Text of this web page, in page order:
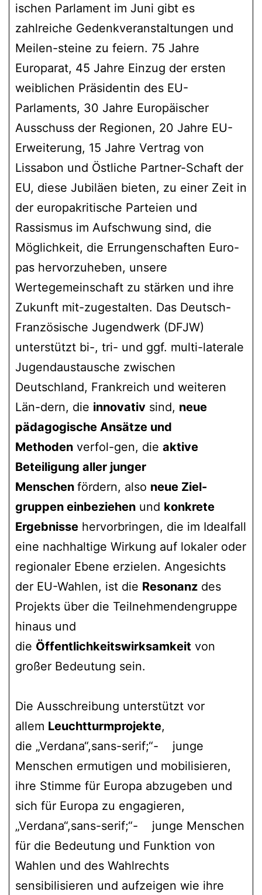
ischen Parlament im Juni gibt es
zahlreiche Gedenkveranstaltungen und
Meilen-steine zu feiern. 75 Jahre
Europarat, 45 Jahre Einzug der ersten
weiblichen Präsidentin des EU-
Parlaments, 30 Jahre Europäischer
Ausschuss der Regionen, 20 Jahre EU-
Erweiterung, 15 Jahre Vertrag von
Lissabon und Östliche Partner-Schaft der
EU, diese Jubiläen bieten, zu einer Zeit in
der europakritische Parteien und
Rassismus im Aufschwung sind, die
Möglichkeit, die Errungenschaften Euro-
pas hervorzuheben, unsere
Wertegemeinschaft zu stärken und ihre
Zukunft mit-zugestalten. Das Deutsch-
Französische Jugendwerk (DFJW)
unterstützt bi-, tri- und ggf. multi-laterale
Jugendaustausche zwischen
Deutschland, Frankreich und weiteren
Län-dern, die innovativ sind, neue
pädagogische Ansätze und
Methoden verfol-gen, die aktive
Beteiligung aller junger
Menschen fördern, also neue Ziel-
gruppen einbeziehen und konkrete
Ergebnisse hervorbringen, die im Idealfall
eine nachhaltige Wirkung auf lokaler oder
regionaler Ebene erzielen. Angesichts
der EU-Wahlen, ist die Resonanz des
Projekts über die Teilnehmendengruppe
hinaus und
die Öffentlichkeitswirksamkeit von
großer Bedeutung sein.
Die Ausschreibung unterstützt vor
allem Leuchtturmprojekte,
die „Verdana“,sans-serif;“- junge
Menschen ermutigen und mobilisieren,
ihre Stimme für Europa abzugeben und
sich für Europa zu engagieren,
„Verdana“,sans-serif;“- junge Menschen
für die Bedeutung und Funktion von
Wahlen und des Wahlrechts
sensibilisieren und aufzeigen wie ihre